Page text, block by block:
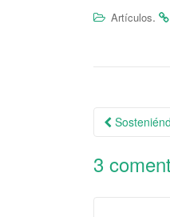
Artículos.
3